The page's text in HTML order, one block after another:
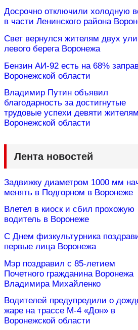
Досрочно отключили холодную
в части Ленинского района
Свет вернулся жителям двух
левого берега Воронежа
Бензин АИ-92 есть на 68%
Воронежской области
Владимир Путин объявил
благодарность за достигнутые
трудовые успехи девяти жителям
Воронежской области
Лента новостей
Задвижку диаметром 1000 мм
менять в Подгорном в Воронеже
Влетел в киоск и сбил прохожую
водитель в Воронеже
С Днем физкультурника
первые лица Воронежа
Мэр поздравил с 85-летием
Почетного гражданина Воронежа
Владимира Михайленко
Водителей предупредили о
жаре на трассе М-4 «Дон» в
Воронежской области